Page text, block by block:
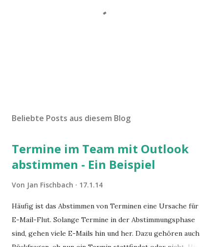
m
n
a
v
e
ö
f
f
Beliebte Posts aus diesem Blog
Termine im Team mit Outlook
abstimmen - Ein Beispiel
Von Jan Fischbach 17.1.14
Häufig ist das Abstimmen von Terminen eine Ursache für
E-Mail-Flut. Solange Termine in der Abstimmungsphase
sind, gehen viele E-Mails hin und her. Dazu gehören auch